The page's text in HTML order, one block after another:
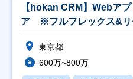
【hokan CRM】Webア
ア ※フルフレックス&リ
東京都
600万~800万